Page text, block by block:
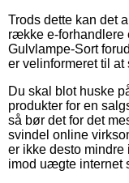
Trods dette kan det
række e-forhandlere
Gulvlampe-Sort
er velinformeret til
Du skal blot huske
produkter for en
så bør det for det
svindel online
er ikke desto mindre
imod uægte internet